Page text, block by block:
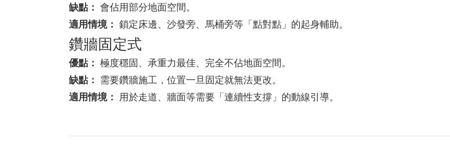
缺點： 會佔用部分地面空間。
適用情境： 鎖定床邊、沙發旁、馬桶旁等「點對點」的起身輔助。
鑽牆固定式
優點： 極度穩固、承重力最佳、完全不佔地面空間。
缺點： 需要鑽牆施工，位置一旦固定就無法更改。
適用情境： 用於走道、牆面等需要「連續性支撐」的動線引導。